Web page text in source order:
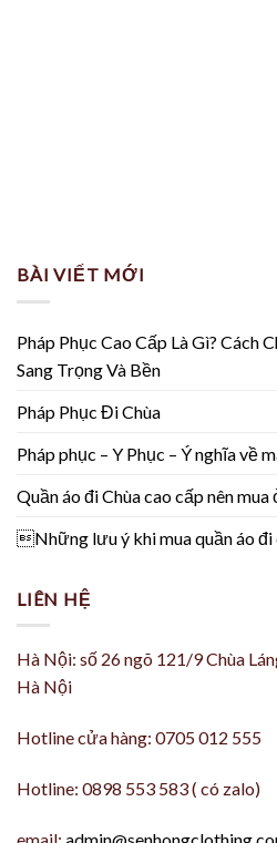
BÀI VIẾT MỚI
Pháp Phục Cao Cấp Là Gì? Cách
Sang Trọng Và Bền
Pháp Phục Đi Chùa
Pháp phục – Y Phục – Ý nghĩa về
Quần áo đi Chùa cao cấp nên mua
Những lưu ý khi mua quần áo đi
LIÊN HỆ
Hà Nội: số 26 ngõ 121/9 Chùa
Hà Nội
Hotline cửa hàng: 0705 012 555
Hotline: 0898 553 583 ( có zalo)
email: